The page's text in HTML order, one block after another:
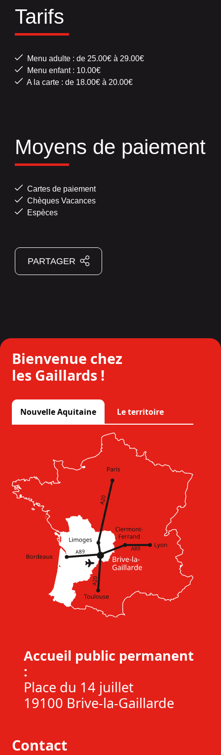
Tarifs
Menu adulte : de 25.00€ à 29.00€
Menu enfant : 10.00€
A la carte : de 18.00€ à 20.00€
Moyens de paiement
Cartes de paiement
Chèques Vacances
Espèces
PARTAGER
Bienvenue chez
les Gaillards !
Nouvelle Aquitaine Le territoire
Accueil public permanent
:
Place du 14 juillet
19100 Brive-la-Gaillarde
Contact